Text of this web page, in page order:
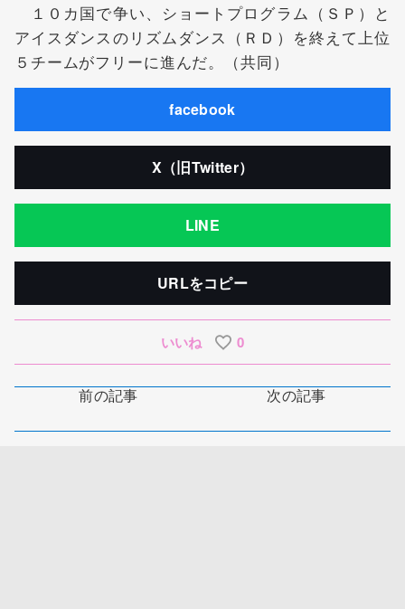
１０カ国で争い、ショートプログラム（ＳＰ）と
アイスダンスのリズムダンス（ＲＤ）を終えて上位
５チームがフリーに進んだ。（共同）
facebook
X（旧Twitter）
LINE
URLをコピー
いいね 0
前の記事 次の記事